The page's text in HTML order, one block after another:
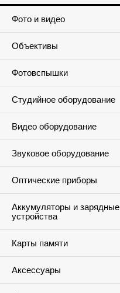
Фото и видео
Объективы
Фотовспышки
Студийное оборудование
Видео оборудование
Звуковое оборудование
Оптические приборы
Аккумуляторы и зарядные
устройства
Карты памяти
Аксессуары